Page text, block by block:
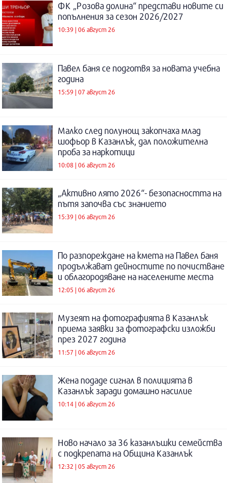
ФК „Розова долина“ представи новите си
попълнения за сезон 2026/2027
10:39 | 06 август 26
Павел баня се подготвя за новата учебна
година
15:59 | 07 август 26
Малко след полунощ закопчаха млад
шофьор в Казанлък, дал положителна
проба за наркотици
10:08 | 06 август 26
„Активно лято 2026“- безопасността на
пътя започва със знанието
15:39 | 06 август 26
По разпореждане на кмета на Павел баня
продължават дейностите по почистване
и облагородяване на населените места
12:05 | 06 август 26
Музеят на фотографията в Казанлък
приема заявки за фотографски изложби
през 2027 година
11:57 | 06 август 26
Жена подаде сигнал в полицията в
Казанлък заради домашно насилие
10:14 | 06 август 26
Ново начало за 36 казанлъшки семейства
с подкрепата на Община Казанлък
12:32 | 05 август 26